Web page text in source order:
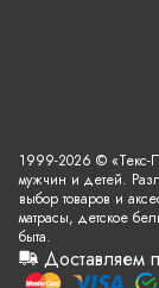
1999-2026 ©
мужчин и детей.
выбор товаров и
матрасы, детское
быта.
Доставляем